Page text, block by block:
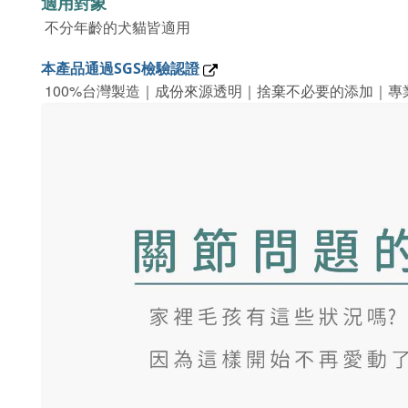
不分年齡的犬貓皆適用
本產品通過SGS檢驗認證
100%台灣製造 ｜ 成份來源透明 ｜ 捨棄不必要的添加 ｜ 專